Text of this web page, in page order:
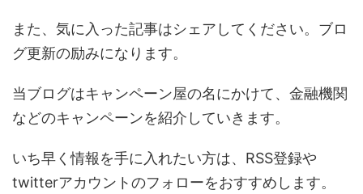
また、気に入った記事はシェアしてください。ブロ
グ更新の励みになります。
当ブログはキャンペーン屋の名にかけて、金融機関
などのキャンペーンを紹介していきます。
いち早く情報を手に入れたい方は、RSS登録や
twitterアカウントのフォローをおすすめします。